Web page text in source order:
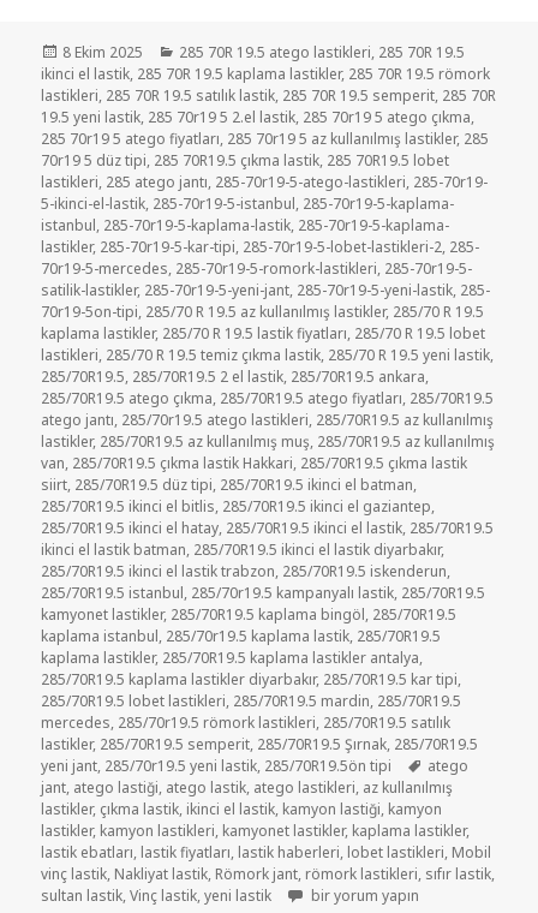
Yayın
tarihi
8 Ekim 2025 Kategoriler
285 70R 19.5 atego lastikleri, 285 70R 19.5
ikinci el lastik, 285 70R 19.5 kaplama lastikler, 285 70R 19.5 römork
lastikleri, 285 70R 19.5 satılık lastik, 285 70R 19.5 semperit, 285 70R
19.5 yeni lastik, 285 70r19 5 2.el lastik, 285 70r19 5 atego çıkma,
285 70r19 5 atego fiyatları, 285 70r19 5 az kullanılmış lastikler, 285
70r19 5 düz tipi, 285 70R19.5 çıkma lastik, 285 70R19.5 lobet
lastikleri, 285 atego jantı, 285-70r19-5-atego-lastikleri, 285-70r19-
5-ikinci-el-lastik, 285-70r19-5-istanbul, 285-70r19-5-kaplama-
istanbul, 285-70r19-5-kaplama-lastik, 285-70r19-5-kaplama-
lastikler, 285-70r19-5-kar-tipi, 285-70r19-5-lobet-lastikleri-2, 285-
70r19-5-mercedes, 285-70r19-5-romork-lastikleri, 285-70r19-5-
satilik-lastikler, 285-70r19-5-yeni-jant, 285-70r19-5-yeni-lastik, 285-
70r19-5on-tipi, 285/70 R 19.5 az kullanılmış lastikler, 285/70 R 19.5
kaplama lastikler, 285/70 R 19.5 lastik fiyatları, 285/70 R 19.5 lobet
lastikleri, 285/70 R 19.5 temiz çıkma lastik, 285/70 R 19.5 yeni lastik,
285/70R19.5, 285/70R19.5 2 el lastik, 285/70R19.5 ankara,
285/70R19.5 atego çıkma, 285/70R19.5 atego fiyatları, 285/70R19.5
atego jantı, 285/70r19.5 atego lastikleri, 285/70R19.5 az kullanılmış
lastikler, 285/70R19.5 az kullanılmış muş, 285/70R19.5 az kullanılmış
van, 285/70R19.5 çıkma lastik Hakkari, 285/70R19.5 çıkma lastik
siirt, 285/70R19.5 düz tipi, 285/70R19.5 ikinci el batman,
285/70R19.5 ikinci el bitlis, 285/70R19.5 ikinci el gaziantep,
285/70R19.5 ikinci el hatay, 285/70R19.5 ikinci el lastik, 285/70R19.5
ikinci el lastik batman, 285/70R19.5 ikinci el lastik diyarbakır,
285/70R19.5 ikinci el lastik trabzon, 285/70R19.5 iskenderun,
285/70R19.5 istanbul, 285/70r19.5 kampanyalı lastik, 285/70R19.5
kamyonet lastikler, 285/70R19.5 kaplama bingöl, 285/70R19.5
kaplama istanbul, 285/70r19.5 kaplama lastik, 285/70R19.5
kaplama lastikler, 285/70R19.5 kaplama lastikler antalya,
285/70R19.5 kaplama lastikler diyarbakır, 285/70R19.5 kar tipi,
285/70R19.5 lobet lastikleri, 285/70R19.5 mardin, 285/70R19.5
mercedes, 285/70r19.5 römork lastikleri, 285/70R19.5 satılık
lastikler, 285/70R19.5 semperit, 285/70R19.5 Şırnak, 285/70R19.5
yeni jant, 285/70r19.5 yeni lastik, 285/70R19.5ön tipi Etiketler
atego
jant, atego lastiği, atego lastik, atego lastikleri, az kullanılmış
lastikler, çıkma lastik, ikinci el lastik, kamyon lastiği, kamyon
lastikler, kamyon lastikleri, kamyonet lastikler, kaplama lastikler,
lastik ebatları, lastik fiyatları, lastik haberleri, lobet lastikleri, Mobil
vinç lastik, Nakliyat lastik, Römork jant, römork lastikleri, sıfır lastik,
sultan lastik,Vinç lastik,yeni lastik 285/70R19.5 RÖMORK VE VİNÇ
bir yorum yapın